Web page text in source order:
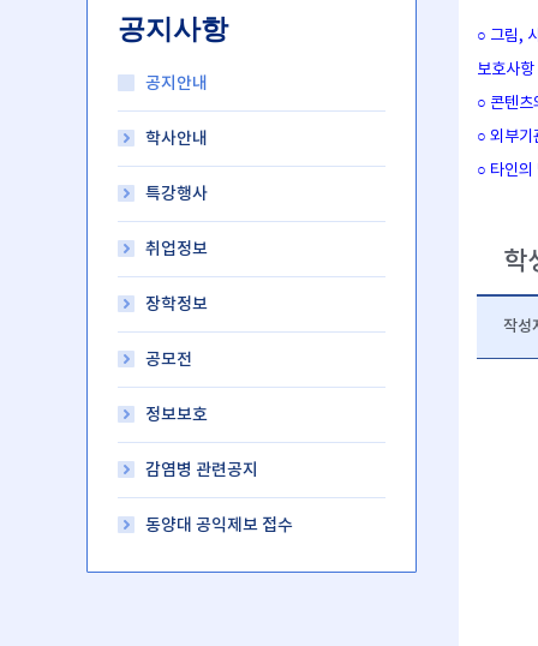
○ 그림,
보호사항
○ 콘텐츠
○ 외부기
○ 타인의
학
작성
공지사항
공지안내
학사안내
특강행사
취업정보
장학정보
공모전
정보보호
감염병 관련공지
동양대 공익제보 접수